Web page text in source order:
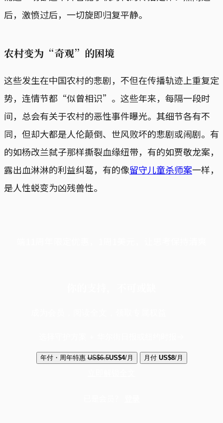
后，激愤过后，一切旋即归复平静。
农村变为“奇观”的困境
这些发生在中国农村的悲剧，不但在传播轨迹上重复定
势，连情节都“似曾相识”。这些年来，每隔一段时
间，总会有关于农村的恶性事件曝光。其细节各有不
同，但却大都是人伦颠倒、世风败坏的悲剧或闹剧。有
的如杨改兰弑子那样撕裂血缘纽带，有的如贾敬龙案，
露出血淋淋的利益纠葛，有的像留守儿童杀师案一样，
是人性蜕变为凶残兽性。
年付・周年特惠 US$6.5US$4/月 月付 US$8/月